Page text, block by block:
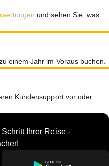
und sehen Sie, was
einem Jahr im Voraus buchen.
Kundensupport vor oder
Ihrer Reise -